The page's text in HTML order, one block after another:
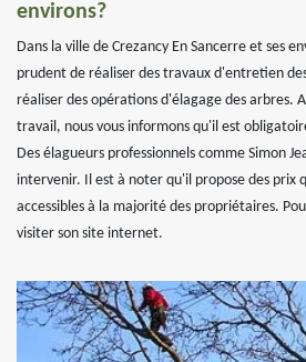
environs?
Dans la ville de Crezancy En Sancerre et ses
prudent de réaliser des travaux d'entretien
réaliser des opérations d'élagage des arbres.
travail, nous vous informons qu'il est
Des élagueurs professionnels comme Simon
intervenir. Il est à noter qu'il propose des prix
accessibles à la majorité des propriétaires.
visiter son site internet.